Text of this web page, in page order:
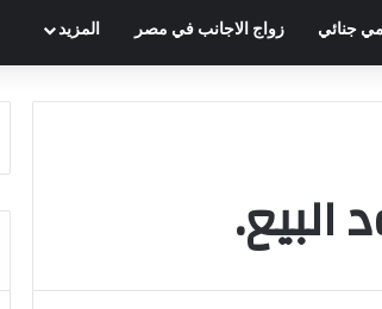
جنائي زواج الاجانب في مصر المزيد
البيع.